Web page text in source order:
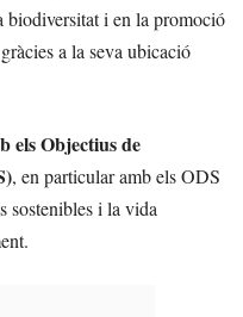
biodiversitat i en la promoció
a la seva ubicació
els Objectius de
, en particular amb els ODS
sostenibles i la vida